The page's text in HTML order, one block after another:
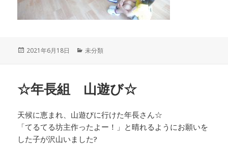
投
2021年6月18日
カ
ー
未分類
☆年長組 山遊び☆
天候に恵まれ、山遊びに行けた年長さん☆
「てるてる坊主作ったよー！」と晴れるようにお願いを
した子が沢山いました?